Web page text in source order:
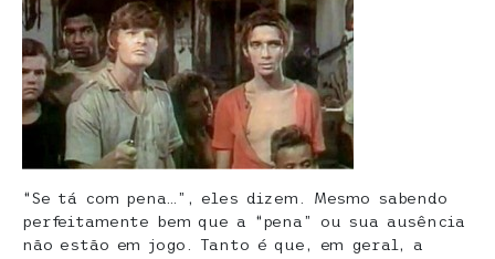
“Se tá com pena…”, eles dizem. Mesmo sabendo
perfeitamente bem que a “pena” ou sua ausência
não estão em jogo. Tanto é que, em geral, a